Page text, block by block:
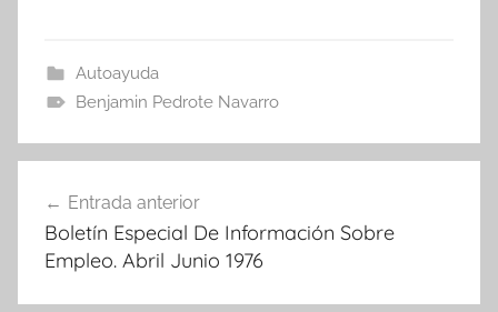
Autoayuda
Benjamin Pedrote Navarro
de
entradas
Entrada anterior
Boletín Especial De Información Sobre
Empleo. Abril Junio 1976